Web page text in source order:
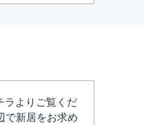
ラよりご覧くだ
で新居をお求め